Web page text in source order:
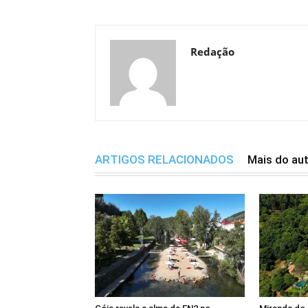
Redação
ARTIGOS RELACIONADOS Mais do